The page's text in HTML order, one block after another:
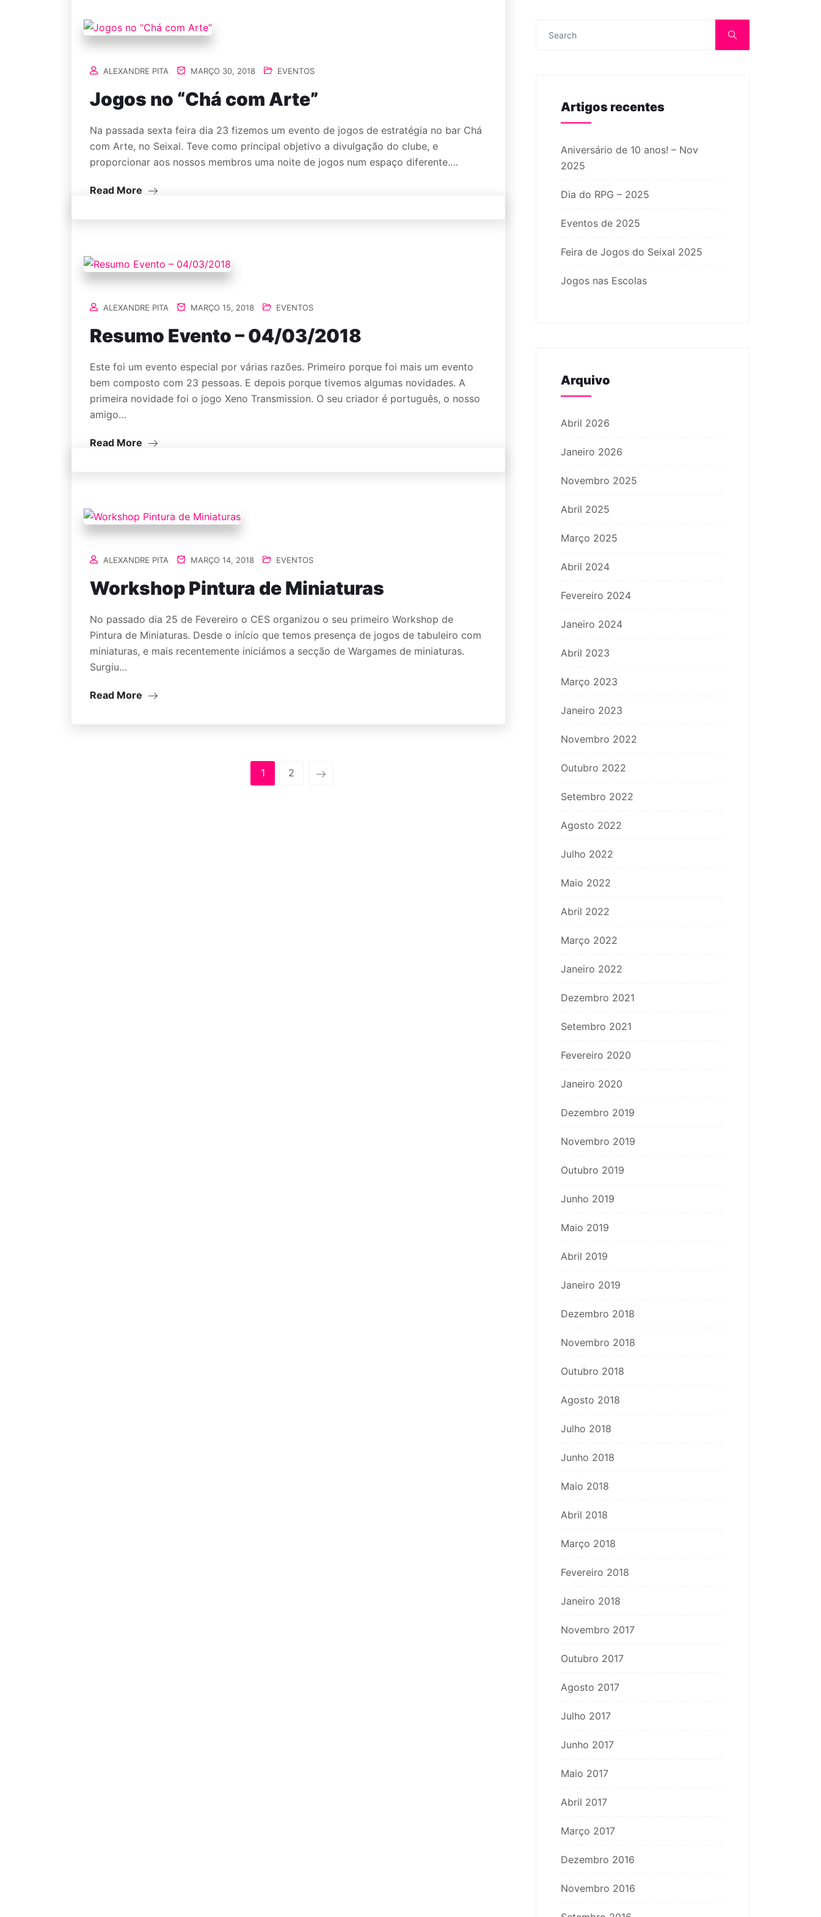
ALEXANDRE PITA MARÇO 30, 2018 EVENTOS
Jogos no “Chá com Arte”
Na passada sexta feira dia 23 fizemos um evento de jogos de estratégia no bar Chá
com Arte, no Seixal. Teve como principal objetivo a divulgação do clube, e
proporcionar aos nossos membros uma noite de jogos num espaço diferente.…
Read More
ALEXANDRE PITA MARÇO 15, 2018 EVENTOS
Resumo Evento – 04/03/2018
Este foi um evento especial por várias razões. Primeiro porque foi mais um evento
bem composto com 23 pessoas. E depois porque tivemos algumas novidades. A
primeira novidade foi o jogo Xeno Transmission. O seu criador é português, o nosso
amigo…
Read More
ALEXANDRE PITA MARÇO 14, 2018 EVENTOS
Workshop Pintura de Miniaturas
No passado dia 25 de Fevereiro o CES organizou o seu primeiro Workshop de
Pintura de Miniaturas. Desde o início que temos presença de jogos de tabuleiro com
miniaturas, e mais recentemente iniciámos a secção de Wargames de miniaturas.
Surgiu…
Read More
1 2
Artigos recentes
Aniversário de 10 anos! – Nov
2025
Dia do RPG – 2025
Eventos de 2025
Feira de Jogos do Seixal 2025
Jogos nas Escolas
Arquivo
Abril 2026
Janeiro 2026
Novembro 2025
Abril 2025
Março 2025
Abril 2024
Fevereiro 2024
Janeiro 2024
Abril 2023
Março 2023
Janeiro 2023
Novembro 2022
Outubro 2022
Setembro 2022
Agosto 2022
Julho 2022
Maio 2022
Abril 2022
Março 2022
Janeiro 2022
Dezembro 2021
Setembro 2021
Fevereiro 2020
Janeiro 2020
Dezembro 2019
Novembro 2019
Outubro 2019
Junho 2019
Maio 2019
Abril 2019
Janeiro 2019
Dezembro 2018
Novembro 2018
Outubro 2018
Agosto 2018
Julho 2018
Junho 2018
Maio 2018
Abril 2018
Março 2018
Fevereiro 2018
Janeiro 2018
Novembro 2017
Outubro 2017
Agosto 2017
Julho 2017
Junho 2017
Maio 2017
Abril 2017
Março 2017
Dezembro 2016
Novembro 2016